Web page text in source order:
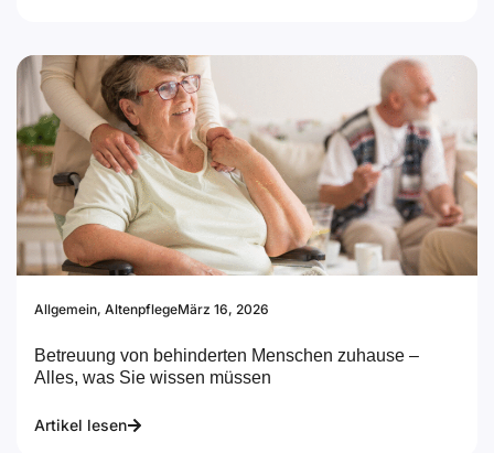
Allgemein, AltenpflegeMärz 16, 2026
Betreuung von behinderten Menschen zuhause –
Alles, was Sie wissen müssen
Artikel lesen